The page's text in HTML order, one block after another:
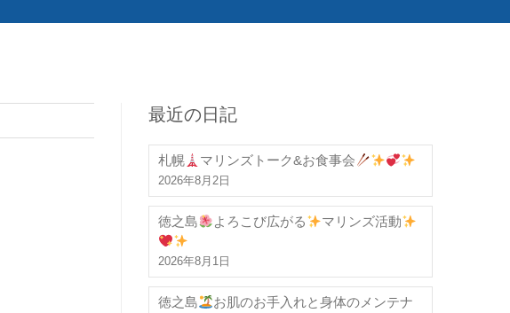
最近の日記
札幌 マリンズトーク&お食事会
2026年8月2日
徳之島 よろこび広がる マリンズ活動
2026年8月1日
徳之島
お肌のお手入れと身体のメンテナ